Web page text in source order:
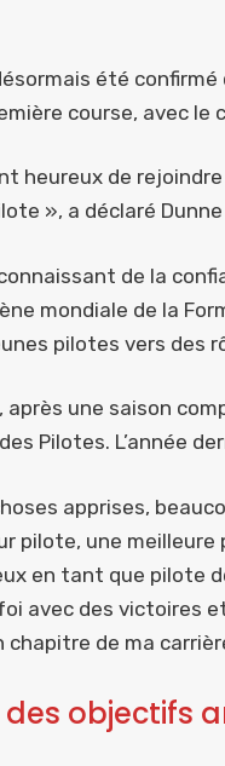
été confirmé
course, avec le
heureux de
», a déclaré
de la
mondiale de la
pilotes vers des
après une saison
Pilotes. L’année
apprises,
pilote, une
en tant que pilote
foi avec des victoires
chapitre de ma
objectifs